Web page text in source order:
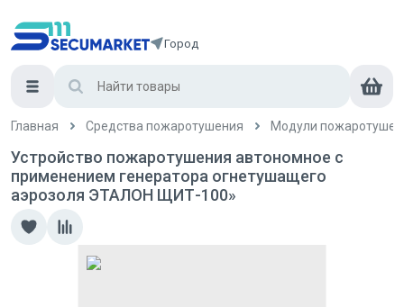
Город
Главная Средства пожаротушения Модули
Устройство пожаротушения автономное с
применением генератора огнетушащего
аэрозоля ЭТАЛОН ЩИТ-100»